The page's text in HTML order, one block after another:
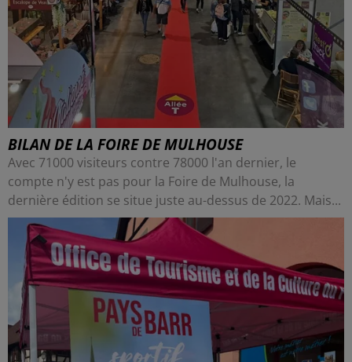
BILAN DE LA FOIRE DE MULHOUSE
Avec 71000 visiteurs contre 78000 l'an dernier, le
compte n'y est pas pour la Foire de Mulhouse, la
dernière édition se situe juste au-dessus de 2022. Mais...